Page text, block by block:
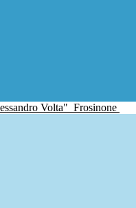
Volta" Frosinone